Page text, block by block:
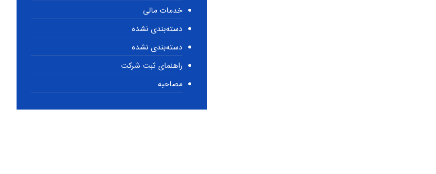
خدمات مالی
دسته‌بندی نشده
دسته‌بندی نشده
راهنمای ثبت شرکت
مصاحبه